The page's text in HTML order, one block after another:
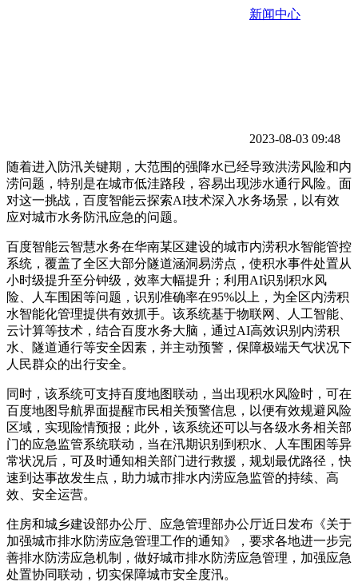
新闻中心
2023-08-03 09:48
随着进入防汛关键期，大范围的强降水已经导致洪涝风险和内
涝问题，特别是在城市低洼路段，容易出现涉水通行风险。面
对这一挑战，百度智能云探索AI技术深入水务场景，以有效
应对城市水务防汛应急的问题。
百度智能云智慧水务在华南某区建设的城市内涝积水智能管控
系统，覆盖了全区大部分隧道涵洞易涝点，使积水事件处置从
小时级提升至分钟级，效率大幅提升；利用AI识别积水风
险、人车围困等问题，识别准确率在95%以上，为全区内涝积
水智能化管理提供有效抓手。该系统基于物联网、人工智能、
云计算等技术，结合百度水务大脑，通过AI高效识别内涝积
水、隧道通行等安全因素，并主动预警，保障极端天气状况下
人民群众的出行安全。
同时，该系统可支持百度地图联动，当出现积水风险时，可在
百度地图导航界面提醒市民相关预警信息，以便有效规避风险
区域，实现险情预报；此外，该系统还可以与各级水务相关部
门的应急监管系统联动，当在汛期识别到积水、人车围困等异
常状况后，可及时通知相关部门进行救援，规划最优路径，快
速到达事故发生点，助力城市排水内涝应急监管的持续、高
效、安全运营。
住房和城乡建设部办公厅、应急管理部办公厅近日发布《关于
加强城市排水防涝应急管理工作的通知》，要求各地进一步完
善排水防涝应急机制，做好城市排水防涝应急管理，加强应急
处置协同联动，切实保障城市安全度汛。